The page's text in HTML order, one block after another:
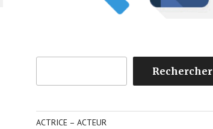
Rechercher
ACTRICE – ACTEUR